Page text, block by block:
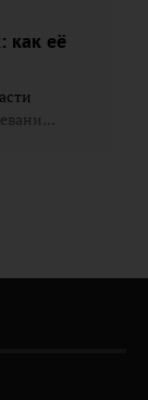
как её